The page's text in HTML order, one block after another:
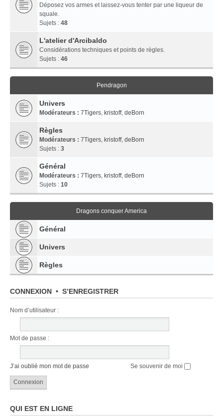
Déposez vos armes et laissez-vous tenter par une liqueur de
squale.
Sujets : 48
L'atelier d'Arcibaldo
Considérations techniques et points de règles.
Sujets : 46
Pendragon
Univers
Modérateurs : 7Tigers, kristoff, deBorn
Règles
Modérateurs : 7Tigers, kristoff, deBorn
Sujets : 3
Général
Modérateurs : 7Tigers, kristoff, deBorn
Sujets : 10
Dragons conquer America
Général
Univers
Règles
CONNEXION • S’ENREGISTRER
Nom d’utilisateur :
Mot de passe :
J’ai oublié mon mot de passe Se souvenir de moi
QUI EST EN LIGNE